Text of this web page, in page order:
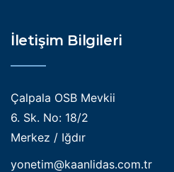
İletişim Bilgileri
Çalpala OSB Mevkii
6. Sk. No: 18/2
Merkez / Iğdır
yonetim@kaanlidas.com.tr